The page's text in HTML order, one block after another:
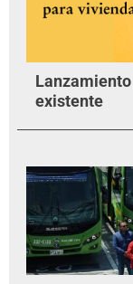
existente